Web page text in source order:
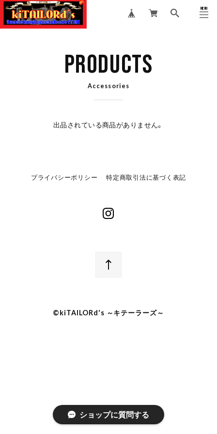
MENU
CLOSE
PRODUCTS
Accessories
出品されている商品がありません。
プライバシーポリシー 特定商取引法に基づく表記
©︎kiTAILORd's ～キテーラーズ～
ショップに質問する